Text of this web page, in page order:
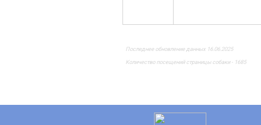
Последнее обновление данных 16.06.2025
Количество посещений страницы собаки - 1685